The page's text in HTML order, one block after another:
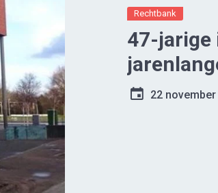
Rechtbank
47-jarige
22